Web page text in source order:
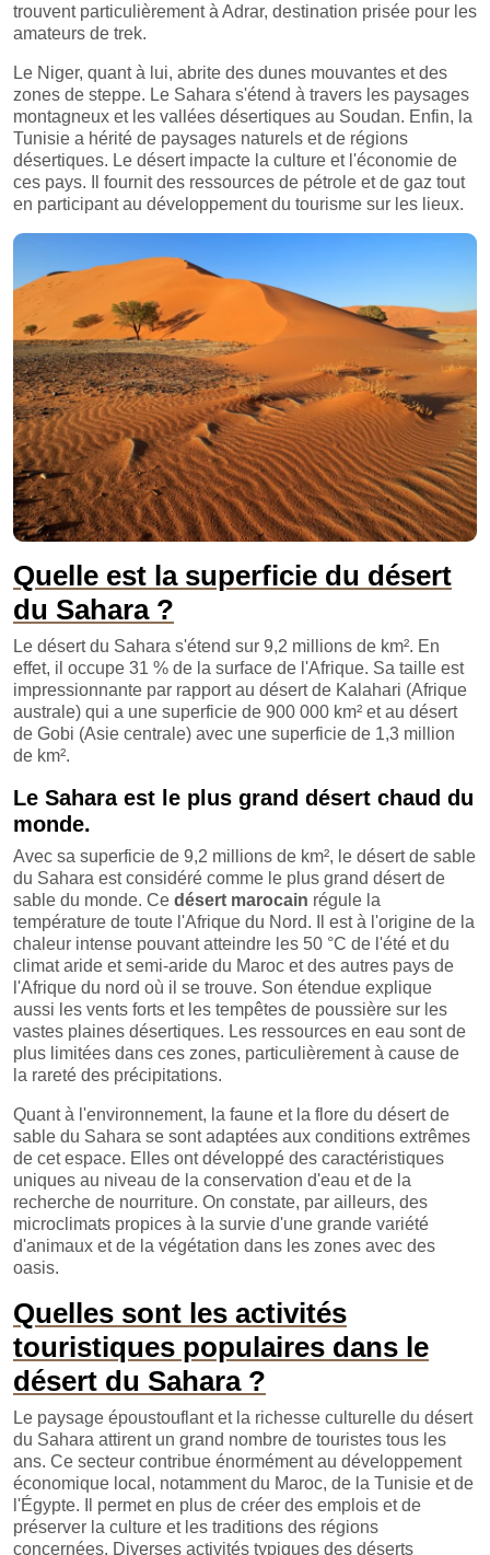
trouvent particulièrement à Adrar, destination prisée pour les
amateurs de trek.
Le Niger, quant à lui, abrite des dunes mouvantes et des
zones de steppe. Le Sahara s'étend à travers les paysages
montagneux et les vallées désertiques au Soudan. Enfin, la
Tunisie a hérité de paysages naturels et de régions
désertiques. Le désert impacte la culture et l'économie de
ces pays. Il fournit des ressources de pétrole et de gaz tout
en participant au développement du tourisme sur les lieux.
Quelle est la superficie du désert
du Sahara ?
Le désert du Sahara s'étend sur 9,2 millions de km². En
effet, il occupe 31 % de la surface de l'Afrique. Sa taille est
impressionnante par rapport au désert de Kalahari (Afrique
australe) qui a une superficie de 900 000 km² et au désert
de Gobi (Asie centrale) avec une superficie de 1,3 million
de km².
Le Sahara est le plus grand désert chaud du
monde.
Avec sa superficie de 9,2 millions de km², le désert de sable
du Sahara est considéré comme le plus grand désert de
sable du monde. Ce désert marocain régule la
température de toute l'Afrique du Nord. Il est à l'origine de la
chaleur intense pouvant atteindre les 50 °C de l'été et du
climat aride et semi-aride du Maroc et des autres pays de
l'Afrique du nord où il se trouve. Son étendue explique
aussi les vents forts et les tempêtes de poussière sur les
vastes plaines désertiques. Les ressources en eau sont de
plus limitées dans ces zones, particulièrement à cause de
la rareté des précipitations.
Quant à l'environnement, la faune et la flore du désert de
sable du Sahara se sont adaptées aux conditions extrêmes
de cet espace. Elles ont développé des caractéristiques
uniques au niveau de la conservation d'eau et de la
recherche de nourriture. On constate, par ailleurs, des
microclimats propices à la survie d'une grande variété
d'animaux et de la végétation dans les zones avec des
oasis.
Quelles sont les activités
touristiques populaires dans le
désert du Sahara ?
Le paysage époustouflant et la richesse culturelle du désert
du Sahara attirent un grand nombre de touristes tous les
ans. Ce secteur contribue énormément au développement
économique local, notamment du Maroc, de la Tunisie et de
l'Égypte. Il permet en plus de créer des emplois et de
préserver la culture et les traditions des régions
concernées. Diverses activités typiques des déserts